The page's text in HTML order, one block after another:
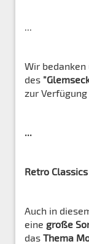
Wir bedanken
des
zur
...
Retro
Auch in
eine große
das Thema